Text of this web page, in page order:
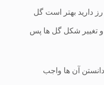
دارید بهتر است گل
و تغییر شکل گل ها پس
آن ها واجب